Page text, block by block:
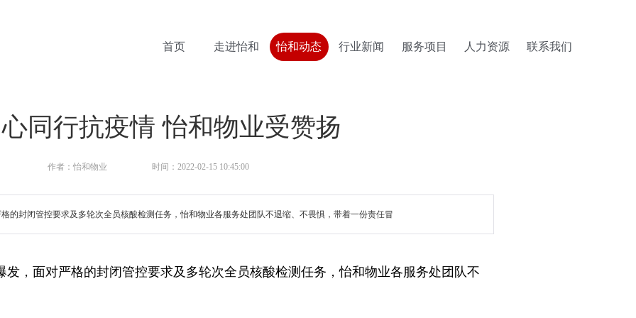
首页 走进怡和 怡和动态 行业新闻 服务项目 人力资源 联系我们
同行抗疫情 怡和物业受赞扬
作者：怡和物业 时间：2022-02-15 10:45:00
封闭管控要求及多轮次全员核酸检测任务，怡和物业各服务处团队不退缩、不畏惧，带着一份责任冒
发，面对严格的封闭管控要求及多轮次全员核酸检测任务，怡和物业各服务处团队不